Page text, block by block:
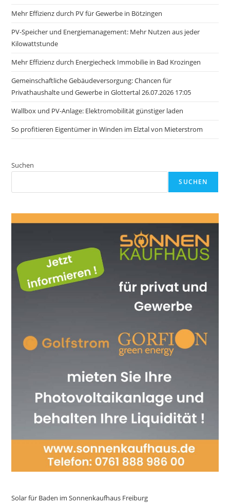
Mehr Effizienz durch PV für Gewerbe in Bötzingen
PV-Speicher und Energiemanagement: Mehr Nutzen aus jeder
Kilowattstunde
Mehr Effizienz durch Energiecheck Immobilie in Bad Krozingen
Gemeinschaftliche Gebäudeversorgung: Chancen für
Privathaushalte und Gewerbe in Glottertal 26.07.2026 17:05
Wallbox und PV-Anlage: Elektromobilität günstiger laden
So profitieren Eigentümer in Winden im Elztal von Mieterstrom
Suchen
SUCHEN
Solar für Baden im Sonnenkaufhaus Freiburg